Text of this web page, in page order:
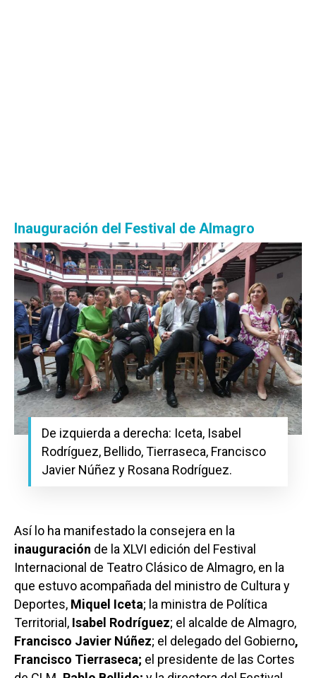
Inauguración del Festival de Almagro
De izquierda a derecha: Iceta, Isabel
Rodríguez, Bellido, Tierraseca, Francisco
Javier Núñez y Rosana Rodríguez.
Así lo ha manifestado la consejera en la
inauguración de la XLVI edición del Festival
Internacional de Teatro Clásico de Almagro, en la
que estuvo acompañada del ministro de Cultura y
Deportes, Miquel Iceta; la ministra de Política
Territorial, Isabel Rodríguez; el alcalde de Almagro,
Francisco Javier Núñez; el delegado del Gobierno,
Francisco Tierraseca; el presidente de las Cortes